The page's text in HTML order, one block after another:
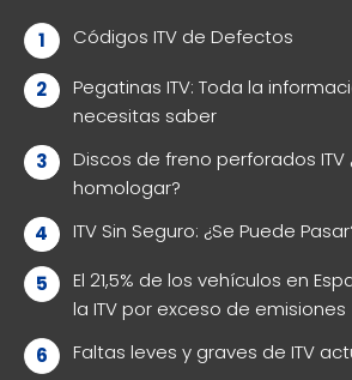
Códigos ITV de Defectos
Pegatinas ITV: Toda la
necesitas saber
Discos de freno perforados ITV
homologar?
ITV Sin Seguro: ¿Se Puede
El 21,5% de los vehículos en
la ITV por exceso de emisiones
Faltas leves y graves de ITV